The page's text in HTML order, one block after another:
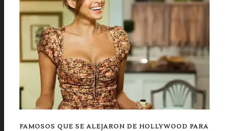
FAMOSOS QUE SE ALEJARON DE HOLLYWOOD PARA